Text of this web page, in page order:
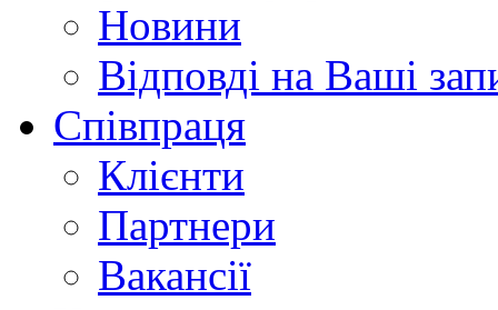
Новини
Відповді на Ваші
Співпраця
Клієнти
Партнери
Вакансії